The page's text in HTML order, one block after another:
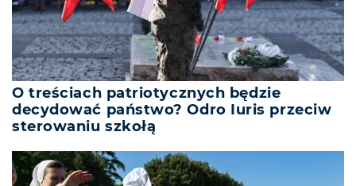
O treściach patriotycznych będzie
decydować państwo? Odro Iuris przeciw
sterowaniu szkołą